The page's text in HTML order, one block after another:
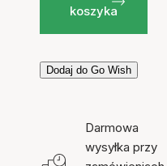
koszyka
Dodaj do Go Wish
Darmowa
wysyłka przy